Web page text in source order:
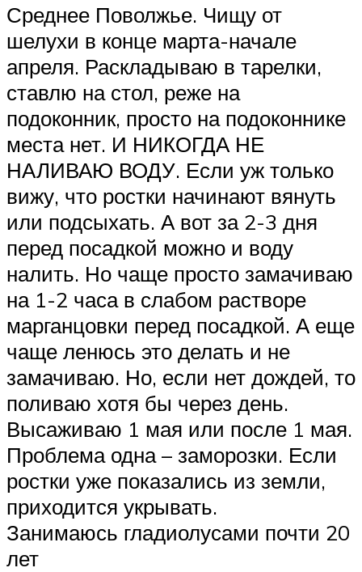
Среднее Поволжье. Чищу от
шелухи в конце марта-начале
апреля. Раскладываю в тарелки,
ставлю на стол, реже на
подоконник, просто на подоконнике
места нет. И НИКОГДА НЕ
НАЛИВАЮ ВОДУ. Если уж только
вижу, что ростки начинают вянуть
или подсыхать. А вот за 2-3 дня
перед посадкой можно и воду
налить. Но чаще просто замачиваю
на 1-2 часа в слабом растворе
марганцовки перед посадкой. А еще
чаще ленюсь это делать и не
замачиваю. Но, если нет дождей, то
поливаю хотя бы через день.
Высаживаю 1 мая или после 1 мая.
Проблема одна – заморозки. Если
ростки уже показались из земли,
приходится укрывать.
Занимаюсь гладиолусами почти 20
лет